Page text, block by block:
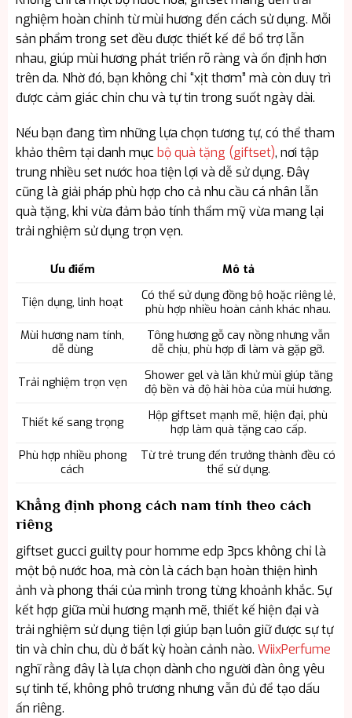
nghiệm hoàn chỉnh từ mùi hương đến cách sử dụng. Mỗi
sản phẩm trong set đều được thiết kế để bổ trợ lẫn
nhau, giúp mùi hương phát triển rõ ràng và ổn định hơn
trên da. Nhờ đó, bạn không chỉ “xịt thơm” mà còn duy trì
được cảm giác chỉn chu và tự tin trong suốt ngày dài.
Nếu bạn đang tìm những lựa chọn tương tự, có thể tham
khảo thêm tại danh mụcbộ quà tặng (giftset), nơi tập
trung nhiều set nước hoa tiện lợi và dễ sử dụng. Đây
cũng là giải pháp phù hợp cho cả nhu cầu cá nhân lẫn
quà tặng, khi vừa đảm bảo tính thẩm mỹ vừa mang lại
trải nghiệm sử dụng trọn vẹn.
Ưu điểm Mô tả
Tiện dụng, linh hoạt
Có thể sử dụng đồng bộ hoặc riêng lẻ,
phù hợp nhiều hoàn cảnh khác nhau.
Mùi hương nam tính,
dễ dùng
Tông hương gỗ cay nồng nhưng vẫn
dễ chịu, phù hợp đi làm và gặp gỡ.
Trải nghiệm trọn vẹn
Shower gel và lăn khử mùi giúp tăng
độ bền và độ hài hòa của mùi hương.
Thiết kế sang trọng
Hộp giftset mạnh mẽ, hiện đại, phù
hợp làm quà tặng cao cấp.
Phù hợp nhiều phong
cách
Từ trẻ trung đến trưởng thành đều có
thể sử dụng.
Khẳng định phong cách nam tính theo cách
riêng
giftset gucci guilty pour homme edp 3pcs không chỉ là
một bộ nước hoa, mà còn là cách bạn hoàn thiện hình
ảnh và phong thái của mình trong từng khoảnh khắc. Sự
kết hợp giữa mùi hương mạnh mẽ, thiết kế hiện đại và
trải nghiệm sử dụng tiện lợi giúp bạn luôn giữ được sự tự
tin và chỉn chu, dù ở bất kỳ hoàn cảnh nào. WiixPerfume
nghĩ rằng đây là lựa chọn dành cho người đàn ông yêu
sự tinh tế, không phô trương nhưng vẫn đủ để tạo dấu
ấn riêng.